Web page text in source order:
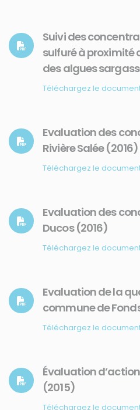
Suivi des
sulfuré à proximité
des algues
Téléchargez le
Evaluation des
Rivière Salée (2016)
Téléchargez le
Evaluation des
Ducos (2016)
Téléchargez le
Evaluation de la
commune de
Téléchargez le
Évaluation
(2015)
Téléchargez le